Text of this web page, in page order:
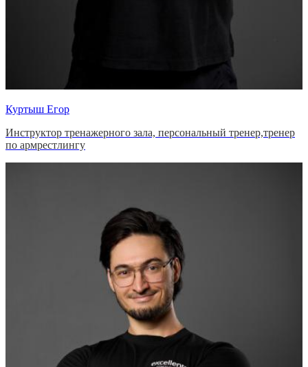
Куртыш Егор
Инструктор тренажерного зала, персональный тренер,тренер
по армрестлингу